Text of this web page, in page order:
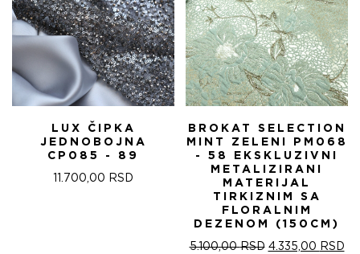
LUX ČIPKA
JEDNOBOJNA
CP085 - 89
11.700,00 RSD
BROKAT SELECTION
MINT ZELENI PM068
- 58 EKSKLUZIVNI
METALIZIRANI
MATERIJAL
TIRKIZNIM SA
FLORALNIM
DEZENOM (150CM)
5.100,00RSD ОРИГИНАЛНА
4.335,00 RSD